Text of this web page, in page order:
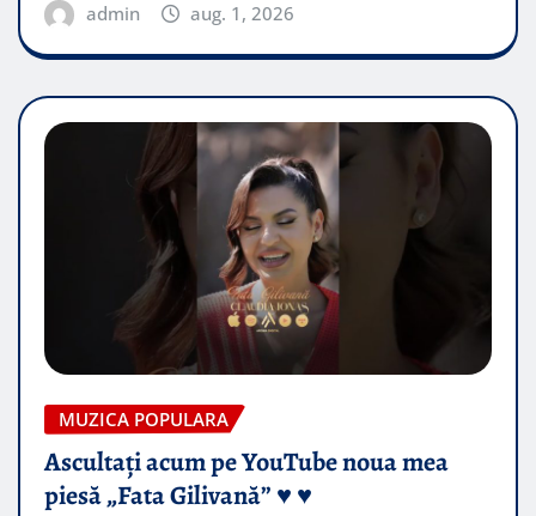
admin aug. 1, 2026
MUZICA POPULARA
Ascultați acum pe YouTube noua mea
piesă „Fata Gilivană” ♥️ ♥️